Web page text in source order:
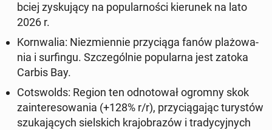
b­ciej zysku­ją­cy na pop­u­larnoś­ci kierunek na lato
2026 r.
Ko­rn­walia: Niezmi­en­nie przy­cią­ga fanów plażowa­
nia i surfin­gu. Szczegól­nie pop­u­lar­na jest zatoka
Carbis Bay.
Cotswolds: Region ten odno­tował ogromny skok
zain­tere­sowa­nia (+128% r/r), przy­cią­ga­jąc tu­rys­tów
szuka­ją­cych siel­s­kich kra­jo­brazów i trady­cyjnych